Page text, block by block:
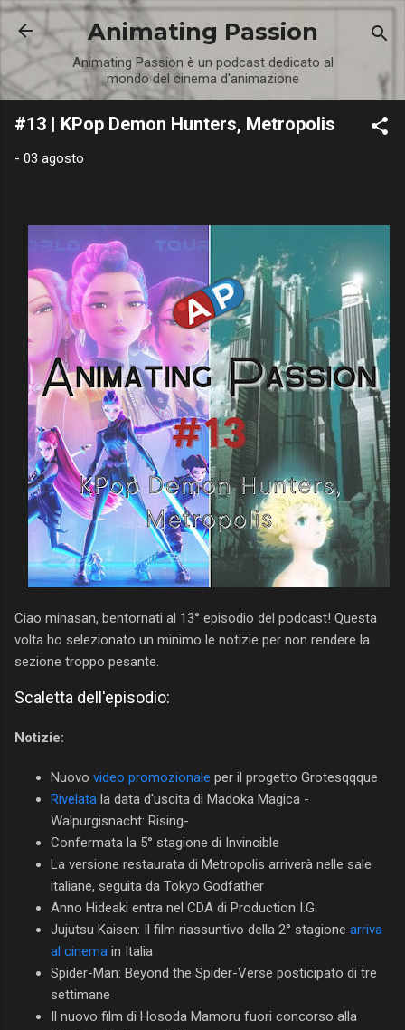
Passa ai contenuti principali
Animating Passion
Animating Passion è un podcast dedicato al
mondo del cinema d'animazione
#13 | KPop Demon Hunters, Metropolis
- 03 agosto
Ciao minasan, bentornati al 13° episodio del podcast! Questa
volta ho selezionato un minimo le notizie per non rendere la
sezione troppo pesante.
Scaletta dell'episodio:
Notizie:
Nuovo video promozionale per il progetto Grotesqqque
Rivelata la data d'uscita di Madoka Magica -
Walpurgisnacht: Rising-
Confermata la 5° stagione di Invincible
La versione restaurata di Metropolis arriverà nelle sale
italiane, seguita da Tokyo Godfather
Anno Hideaki entra nel CDA di Production I.G.
Jujutsu Kaisen: Il film riassuntivo della 2° stagione arriva
al cinema in Italia
Spider-Man: Beyond the Spider-Verse posticipato di tre
settimane
Il nuovo film di Hosoda Mamoru fuori concorso alla